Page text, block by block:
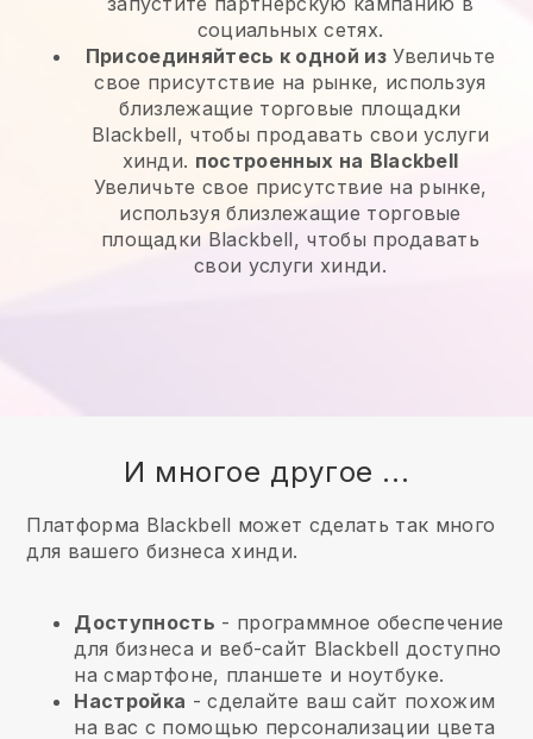
социальных сетях.
Присоединяйтесь к одной из Увеличьте
свое присутствие на рынке, используя
близлежащие торговые площадки
Blackbell, чтобы продавать свои услуги
хинди. построенных на Blackbell
Увеличьте свое присутствие на рынке,
используя близлежащие торговые
площадки Blackbell, чтобы продавать
свои услуги хинди.
И многое другое ...
Платформа Blackbell может сделать так много
для вашего бизнеса хинди.
Доступность - программное обеспечение
для бизнеса и веб-сайт Blackbell доступно
на смартфоне, планшете и ноутбуке.
Настройка - сделайте ваш сайт похожим
на вас с помощью персонализации цвета